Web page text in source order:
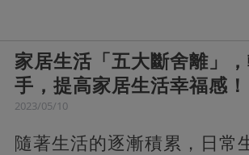
家居生活「五大斷舍離」
手，提高家居生活幸福感！
2023/05/10
隨著生活的逐漸積累，日常